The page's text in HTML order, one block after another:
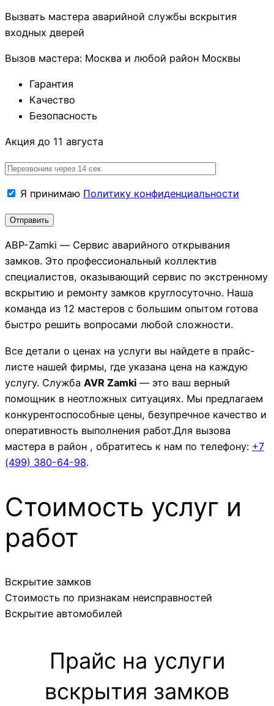
Вызвать мастера аварийной службы вскрытия
входных дверей
Вызов мастера: Москва и любой район Москвы
Гарантия
Качество
Безопасность
Акция до 11 августа
Я принимаю Политику конфиденциальности
АВР-Zamki — Сервис аварийного открывания
замков. Это профессиональный коллектив
специалистов, оказывающий сервис по экстренному
вскрытию и ремонту замков круглосуточно. Наша
команда из 12 мастеров с большим опытом готова
быстро решить вопросами любой сложности.
Все детали о ценах на услуги вы найдете в прайс-
листе нашей фирмы, где указана цена на каждую
услугу. Служба AVR Zamki — это ваш верный
помощник в неотложных ситуациях. Мы предлагаем
конкурентоспособные цены, безупречное качество и
оперативность выполнения работ.Для вызова
мастера в район , обратитесь к нам по телефону: +7
(499) 380-64-98.
Стоимость услуг и
работ
Вскрытие замков
Стоимость по признакам неисправностей
Вскрытие автомобилей
Прайс на услуги
вскрытия замков